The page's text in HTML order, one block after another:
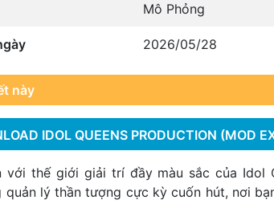
Mô Phỏng
2026/05/28
này
IDOL QUEENS PRODUCTION (MOD
với thế giới giải trí đầy màu sắc của Idol
quản lý thần tượng cực kỳ cuốn hút, nơi